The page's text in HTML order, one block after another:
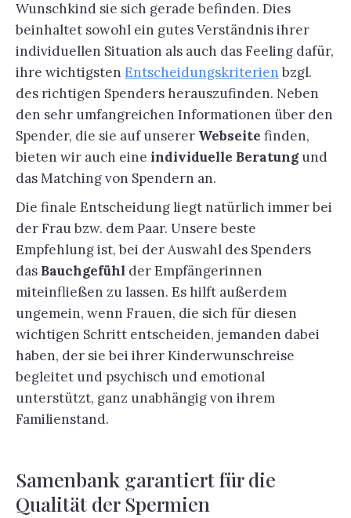
Wunschkind sie sich gerade befinden. Dies
beinhaltet sowohl ein gutes Verständnis ihrer
individuellen Situation als auch das Feeling dafür,
ihre wichtigsten Entscheidungskriterien bzgl.
des richtigen Spenders herauszufinden. Neben
den sehr umfangreichen Informationen über den
Spender, die sie auf unserer Webseite finden,
bieten wir auch eine individuelle Beratungund
das Matching von Spendern an.
Die finale Entscheidung liegt natürlich immer bei
der Frau bzw. dem Paar. Unsere beste
Empfehlung ist, bei der Auswahl des Spenders
das Bauchgefühl der Empfängerinnen
miteinfließen zu lassen. Es hilft außerdem
ungemein, wenn Frauen, die sich für diesen
wichtigen Schritt entscheiden, jemanden dabei
haben, der sie bei ihrer Kinderwunschreise
begleitet und psychisch und emotional
unterstützt, ganz unabhängig von ihrem
Familienstand.
Samenbank garantiert für die
Qualität der Spermien